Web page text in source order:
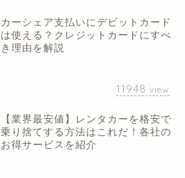
カーシェア支払いにデビットカード
は使える？クレジットカードにすべ
き理由を解説
11948 view
【業界最安値】レンタカーを格安で
乗り捨てする方法はこれだ！各社の
お得サービスを紹介